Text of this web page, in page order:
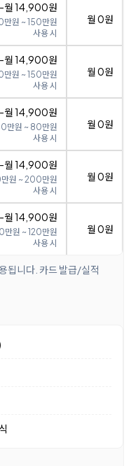
-월 14,900원
만원 ~ 150만원
사용 시
월 0원
-월 14,900원
만원 ~ 150만원
사용 시
월 0원
-월 14,900원
만원 ~ 80만원
사용 시
월 0원
-월 14,900원
원 ~ 200만원
사용 시
월 0원
-월 14,900원
만원 ~ 120만원
사용 시
월 0원
됩니다. 카드 발급/실적